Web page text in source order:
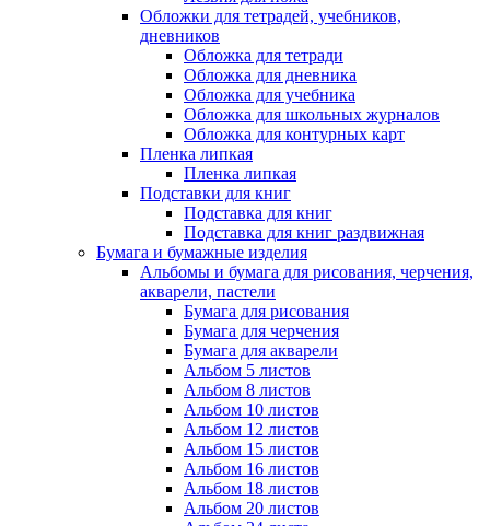
Обложки для тетрадей, учебников,
дневников
Обложка для тетради
Обложка для дневника
Обложка для учебника
Обложка для школьных журналов
Обложка для контурных карт
Пленка липкая
Пленка липкая
Подставки для книг
Подставка для книг
Подставка для книг раздвижная
Бумага и бумажные изделия
Альбомы и бумага для рисования, черчения,
акварели, пастели
Бумага для рисования
Бумага для черчения
Бумага для акварели
Альбом 5 листов
Альбом 8 листов
Альбом 10 листов
Альбом 12 листов
Альбом 15 листов
Альбом 16 листов
Альбом 18 листов
Альбом 20 листов